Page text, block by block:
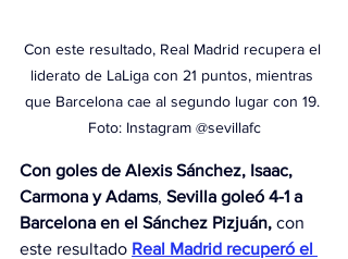
Con este resultado, Real Madrid recupera el
liderato de LaLiga con 21 puntos, mientras
que Barcelona cae al segundo lugar con 19.
Foto: Instagram @sevillafc
Con goles de Alexis Sánchez, Isaac,
Carmona y Adams, Sevilla goleó 4-1 a
Barcelona en el Sánchez Pizjuán, con
este resultado Real Madrid recuperó el